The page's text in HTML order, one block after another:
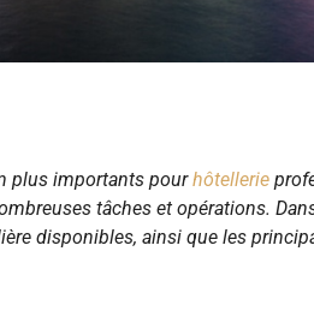
plus importants pourhôtellerie
tâches et opérations.
disponibles, ainsi que les